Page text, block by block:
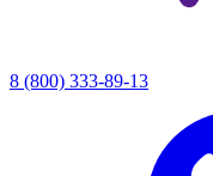
8 (800) 333-89-13